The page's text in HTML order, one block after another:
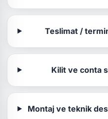
Teslimat /
Kilit ve conta
Montaj ve teknik